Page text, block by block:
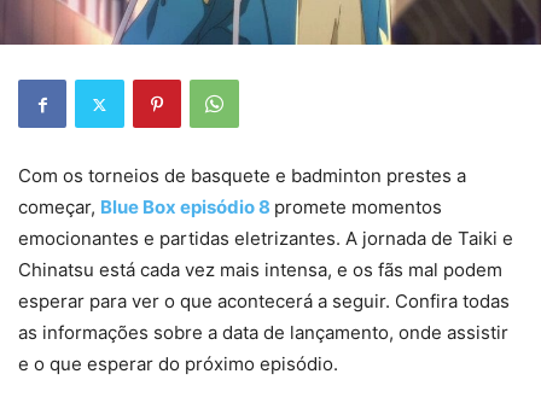
Com os torneios de basquete e badminton prestes a
começar, Blue Box episódio 8 promete momentos
emocionantes e partidas eletrizantes. A jornada de Taiki e
Chinatsu está cada vez mais intensa, e os fãs mal podem
esperar para ver o que acontecerá a seguir. Confira todas
as informações sobre a data de lançamento, onde assistir
e o que esperar do próximo episódio.